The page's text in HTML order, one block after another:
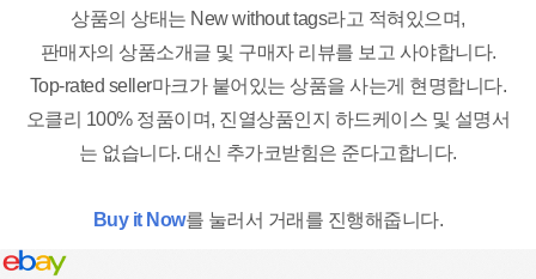
상품의 상태는 New without tags라고 적혀있으며,
판매자의 상품소개글 및 구매자 리뷰를 보고 사야합니다.
Top-rated seller마크가 붙어있는 상품을 사는게 현명합니다.
오클리 100% 정품이며, 진열상품인지 하드케이스 및 설명서
는 없습니다. 대신 추가코받힘은 준다고합니다.
Buy it Now를 눌러서 거래를 진행해줍니다.